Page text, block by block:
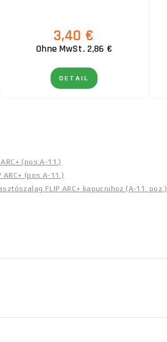
3,40 €
Ohne MwSt. 2,86 €
DETAIL
(pos.A-11.)
(pos.A-11.)
FLIP ARC+ kapucnihoz (A-11. poz.)